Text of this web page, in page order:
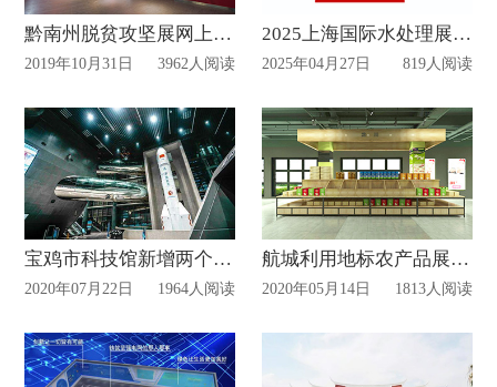
黔南州脱贫攻坚展网上展馆已上线！
2019年10月31日 3962人阅读
2025上海国际水处理展览设计搭建时间
2025年04月27日 819人阅读
宝鸡市科技馆新增两个展厅，延长开放时间!
2020年07月22日 1964人阅读
航城利用地标农产品展厅推进消费扶贫
2020年05月14日 1813人阅读